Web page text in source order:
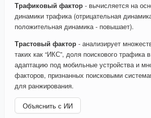
Трафиковый фактор - вычисляется на
динамики трафика (отрицательная
положительная динамика - повышает).
Трастовый фактор - анализирует
таких как “ИКС”, доля поискового
адаптацию под мобильные устройства и
факторов, признанных поисковыми
для ранжирования.
Объяснить с ИИ